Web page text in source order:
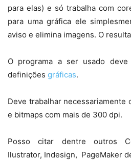
para elas) e só trabalha com
para uma gráfica ele
aviso e elimina imagens. O
O programa a ser usado
definições gráficas.
Deve trabalhar necessariamente
e bitmaps com mais de 300 dpi.
Posso citar dentre outros
Ilustrator, Indesign, PageMaker